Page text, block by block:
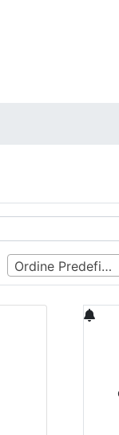
Ordine Predefinito